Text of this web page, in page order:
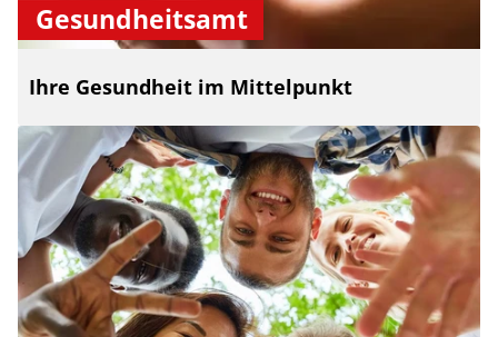
Gesundheitsamt
Ihre Gesundheit im Mittelpunkt